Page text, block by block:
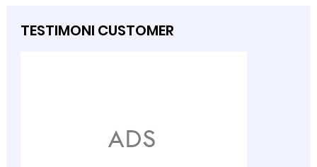
TESTIMONI CUSTOMER